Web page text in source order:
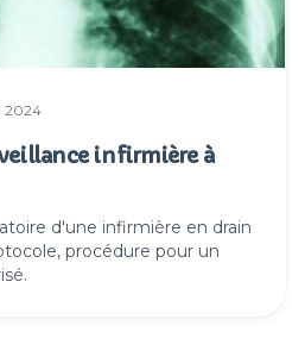
2024
infirmière à
d'une infirmière en drain
procédure pour un